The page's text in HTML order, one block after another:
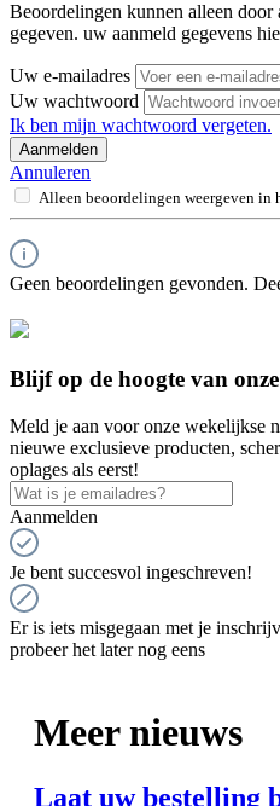
Beoordelingen kunnen alleen door
gegeven. uw aanmeld gegevens
Uw e-mailadres
Uw wachtwoord
Ik ben mijn wachtwoord vergeten.
Aanmelden
Annuleren
Alleen beoordelingen weergeven in
Geen beoordelingen gevonden.
Blijf op de hoogte van
Meld je aan voor onze wekelijkse
nieuwe exclusieve producten,
oplages als eerst!
Aanmelden
Je bent succesvol ingeschreven!
Er is iets misgegaan met je
probeer het later nog eens
Meer nieuws
Laat uw bestelling